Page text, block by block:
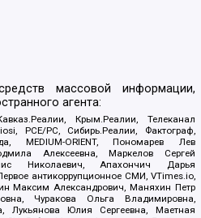
массовой информации,
агента:
Крым.Реалии, Телеканал
PCE/PC, Сибирь.Реалии, Фактограф,
MEDIUM-ORIENT, Пономарев Лев
Алексеевна, Маркелов Сергей
Николаевич, Апахончич Дарья
антикоррупционное СМИ, VTimes.io,
Максим Александрович, Маняхин Петр
Чуракова Ольга Владимировна,
Лукьянова Юлия Сергеевна, Маетная